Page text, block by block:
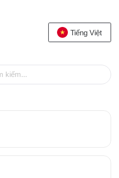
Tiếng Việt
kiếm...